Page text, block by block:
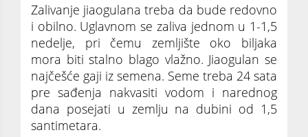
Zalivanje jiaogulana treba da bude redovno
i obilno. Uglavnom se zaliva jednom u 1-1,5
nedelje, pri čemu zemljište oko biljaka
mora biti stalno blago vlažno. Jiaogulan se
najčešće gaji iz semena. Seme treba 24 sata
pre sađenja nakvasiti vodom i narednog
dana posejati u zemlju na dubini od 1,5
santimetara.